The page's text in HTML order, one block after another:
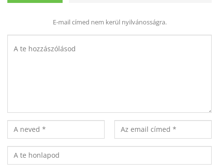
E-mail címed nem kerül nyilvánosságra.